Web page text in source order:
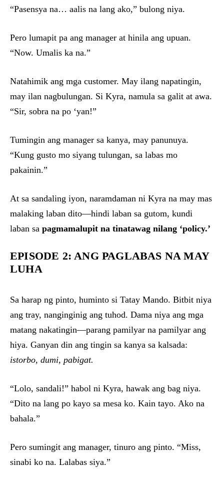
“Pasensya na… aalis na lang ako,” bulong niya.
Pero lumapit pa ang manager at hinila ang upuan.
“Now. Umalis ka na.”
Natahimik ang mga customer. May ilang napatingin,
may ilan nagbulungan. Si Kyra, namula sa galit at awa.
“Sir, sobra na po ‘yan!”
Tumingin ang manager sa kanya, may panunuya.
“Kung gusto mo siyang tulungan, sa labas mo
pakainin.”
At sa sandaling iyon, naramdaman ni Kyra na may mas
malaking laban dito—hindi laban sa gutom, kundi
laban sa pagmamalupit na tinatawag nilang ‘policy.’
EPISODE 2: ANG PAGLABAS NA MAY
LUHA
Sa harap ng pinto, huminto si Tatay Mando. Bitbit niya
ang tray, nanginginig ang tuhod. Dama niya ang mga
matang nakatingin—parang pamilyar na pamilyar ang
hiya. Ganyan din ang tingin sa kanya sa kalsada:
istorbo, dumi, pabigat.
“Lolo, sandali!” habol ni Kyra, hawak ang bag niya.
“Dito na lang po kayo sa mesa ko. Kain tayo. Ako na
bahala.”
Pero sumingit ang manager, tinuro ang pinto. “Miss,
sinabi ko na. Lalabas siya.”